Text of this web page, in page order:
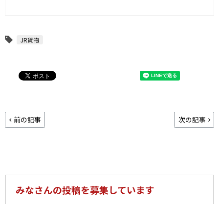
JR貨物
前の記事 次の記事
みなさんの投稿を募集しています